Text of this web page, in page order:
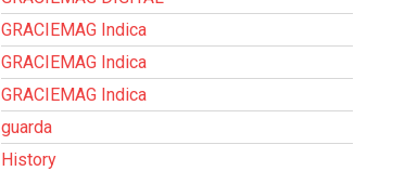
GRACIEMAG Indica
GRACIEMAG Indica
GRACIEMAG Indica
guarda
History